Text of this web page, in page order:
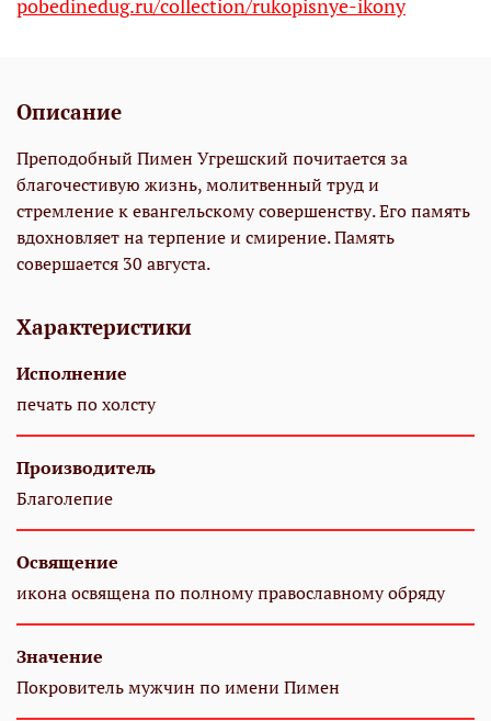
pobedinedug.ru/collection/rukopisnye-ikony
Описание
Преподобный Пимен Угрешский почитается за
благочестивую жизнь, молитвенный труд и
стремление к евангельскому совершенству. Его память
вдохновляет на терпение и смирение. Память
совершается 30 августа.
Характеристики
Исполнение
печать по холсту
Производитель
Благолепие
Освящение
икона освящена по полному православному обряду
Значение
Покровитель мужчин по имени Пимен